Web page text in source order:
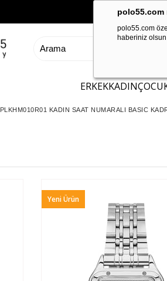
polo55.com
haberiniz
ERKEKKADIN
PLKHM010R01 KADIN SAAT NUMARALI BASIC
Yeni Ürün